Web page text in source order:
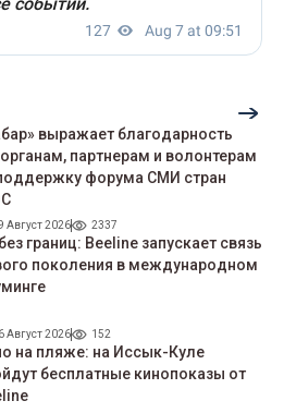
выражает благодарность
партнерам и волонтерам
форума СМИ стран
Август 2026 2337
границ: Beeline запускает связь
поколения в международном
Август 2026 152
на пляже: на Иссык-Куле
беcплатные кинопоказы от